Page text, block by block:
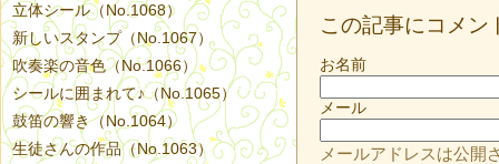
この記事にコメン
お名前
メール
メールアドレスは公開
立体シール（No.1068）
新しいスタンプ（No.1067）
吹奏楽の音色（No.1066）
シールに囲まれて♪（No.1065）
鼓笛の響き（No.1064）
生徒さんの作品（No.1063）